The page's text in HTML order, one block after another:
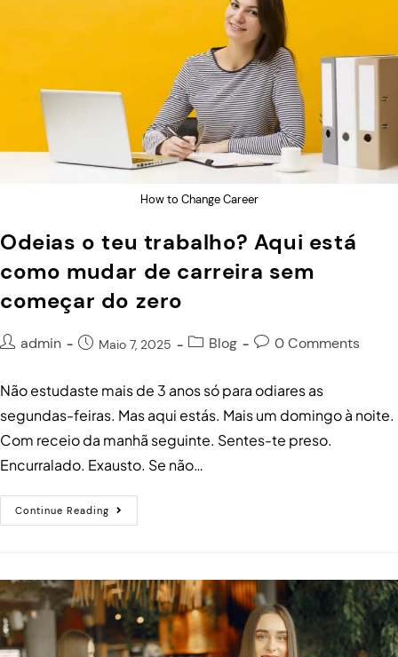
How to Change Career
Odeias o teu trabalho? Aqui está
como mudar de carreira sem
começar do zero
admin Maio 7, 2025 Blog 0 Comments
Não estudaste mais de 3 anos só para odiares as
segundas-feiras. Mas aqui estás. Mais um domingo à noite.
Com receio da manhã seguinte. Sentes-te preso.
Encurralado. Exausto. Se não…
Continue Reading